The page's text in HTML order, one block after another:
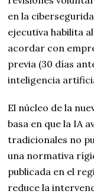
en la
ejecutiva habilita
acordar con
previa (30 días
inteligencia
El núcleo de la
basa en que la IA
tradicionales no
una normativa
publicada en el
reduce la